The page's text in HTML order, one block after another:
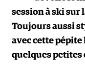
session à ski sur
Toujours aussi
avec cette
quelques petites